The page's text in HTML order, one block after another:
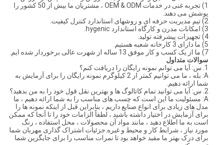
1) تجربه غنی در خدمات OEM & ODM ، مشتریان ما بیش از 50 کشور را
پوشش می دهند.
2) تیم مدیریت حرفه ای و روشهای استاندارد کنترل کیفیت.
3) امکانات مدرن و کارگاه استاندارد hygenic.
4) تجهیزات پیشرفته تولید.
5) ما دارای 3 کارخانه شعبه هستیم.
7) ما از یک کسب و کار موفق 13 ساله از شهرت عالی برخوردار شده ایم.
سوالات متداول
1. س: آیا می توانم نمونه رایگان را دریافت کنم؟
A: بله ، ما می توانیم کمتر از 2 کیلوگرم نمونه رایگان را برای آزمایش به
شما ارائه دهیم.
2. س: آیا می توانید تمام کاتالوگ ها و بهترین نقل قول خود را به من بدهید؟
A: مسئولیت ما این است که چسب های مناسب را به شما ارائه دهیم ، ما
مدل های زیادی برای انواع صنایع داریم ، بنابراین قبل از اینکه نمونه ها را
برای آزمایش در اختیار داشته باشید ، لطفاً الزامات خود را تا آنجا که ممکن
است به ما اطلاع دهید ، مانند مواد آن محصولات ، محل استفاده ، رنگ
مورد نیاز ، شرایط کار و محیط و غیره.جزئیات اشتراک گذاری مهربان شما
برای درک بهتر ما مفید خواهد بود تا نمرات مناسب را برای جایگزین شما